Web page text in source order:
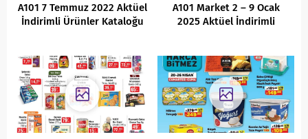
A101 7 Temmuz 2022 Aktüel
İndirimli Ürünler Kataloğu
A101 Market 2 – 9 Ocak
2025 Aktüel İndirimli